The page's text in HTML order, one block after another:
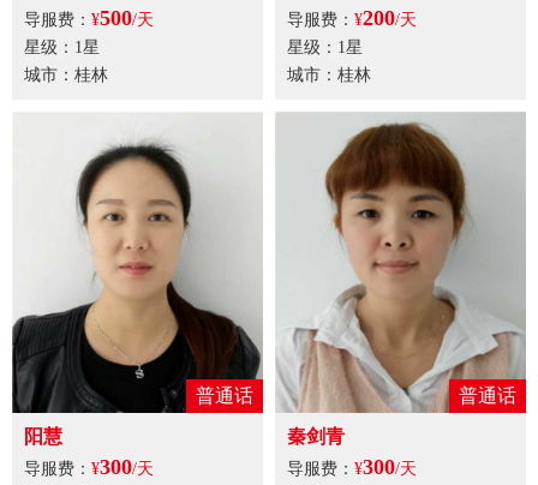
导服费： ¥500/天
星级：1星
城市：桂林
导服费： ¥200/天
星级：1星
城市：桂林
普通话
阳慧
导服费： ¥300/天
普通话
秦剑青
导服费： ¥300/天